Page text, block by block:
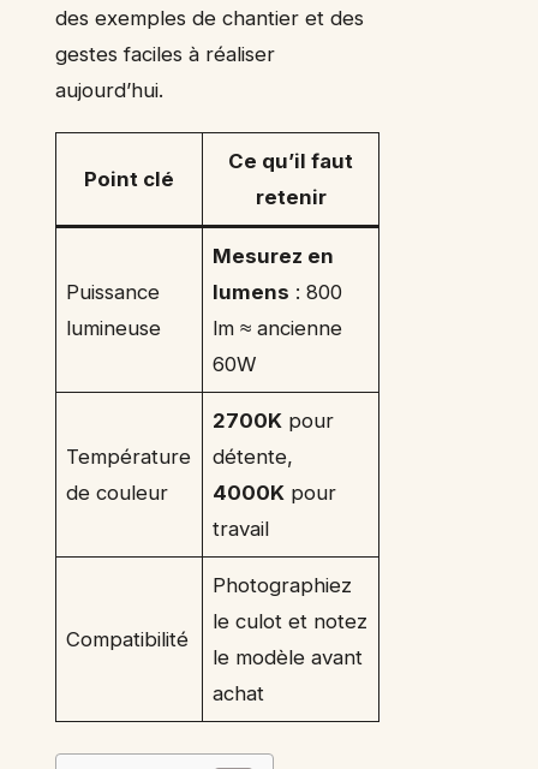
des exemples de chantier et des
gestes faciles à réaliser
aujourd’hui.
Point clé
Ce qu’il faut
retenir
Puissance
lumineuse
Mesurez en
lumens : 800
lm ≈ ancienne
60W
Température
de couleur
2700K pour
détente,
4000K pour
travail
Compatibilité
Photographiez
le culot et notez
le modèle avant
achat